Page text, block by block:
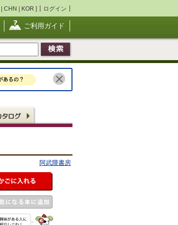
| CHN | KOR ] ログイン
ご利用ガイド
阿武隈書房